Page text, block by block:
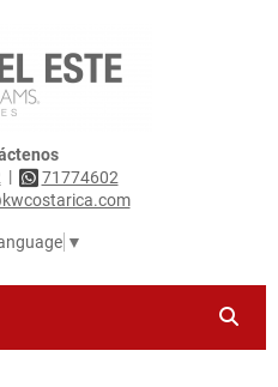
|
71774602
▼